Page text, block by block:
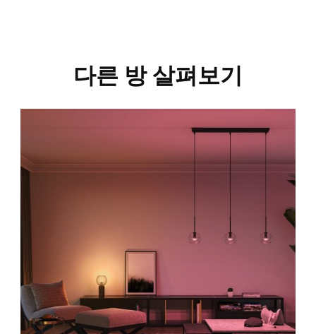
다른 방 살펴보기